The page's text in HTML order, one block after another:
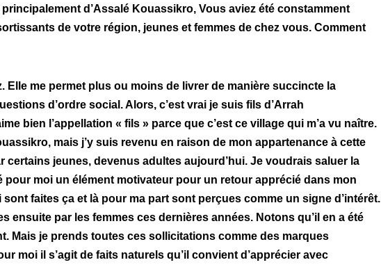
d’Assalé Kouassikro, Vous aviez été constamment
de votre région, jeunes et femmes de chez vous. Comment
Elle me permet plus ou moins de livrer de manière succincte la
d’ordre social. Alors, c’est vrai je suis fils d’Arrah
bien l’appellation « fils » parce que c’est ce village qui m’a vu naître.
mais j’y suis revenu en raison de mon appartenance à cette
certains jeunes, devenus adultes aujourd’hui. Je voudrais saluer la
pour moi un élément motivateur pour un retour apprécié dans mon
faites ça et là pour ma part sont perçues comme un signe d’intérêt.
ensuite par les femmes ces dernières années. Notons qu’il en a été
Mais je prends toutes ces sollicitations comme des marques
moi il s’agit de faits naturels qu’il convient d’apprécier avec